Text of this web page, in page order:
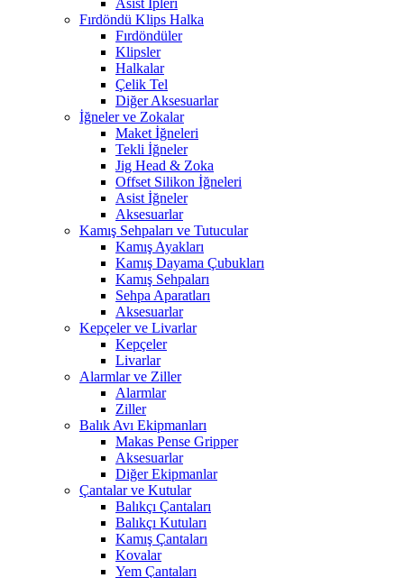
Asist İpleri
Fırdöndü Klips Halka
Fırdöndüler
Klipsler
Halkalar
Çelik Tel
Diğer Aksesuarlar
İğneler ve Zokalar
Maket İğneleri
Tekli İğneler
Jig Head & Zoka
Offset Silikon İğneleri
Asist İğneler
Aksesuarlar
Kamış Sehpaları ve Tutucular
Kamış Ayakları
Kamış Dayama Çubukları
Kamış Sehpaları
Sehpa Aparatları
Aksesuarlar
Kepçeler ve Livarlar
Kepçeler
Livarlar
Alarmlar ve Ziller
Alarmlar
Ziller
Balık Avı Ekipmanları
Makas Pense Gripper
Aksesuarlar
Diğer Ekipmanlar
Çantalar ve Kutular
Balıkçı Çantaları
Balıkçı Kutuları
Kamış Çantaları
Kovalar
Yem Çantaları